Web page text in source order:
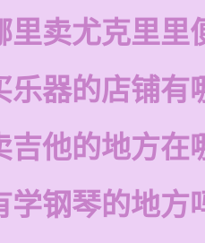
里卖尤克里里
乐器的店铺有
吉他的地方在
学钢琴的地方